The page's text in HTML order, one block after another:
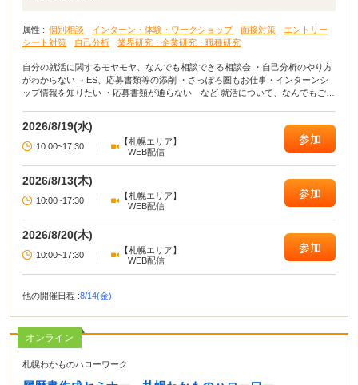
属性 : 個別相談 インターン・体験・ワークショップ 面接対策
エントリー
シート対策
自己分析 業界研究・企業研究・職種研究
自分の就活に関するモヤモヤ、なんでも相談できる相談会 ・自己分析のやり方
がわからない ・ES、応募書類等の添削 ・さっぽろ圏もお仕事・インターンシ
ップ情報を知りたい ・応募書類が通らない など 就活について、なんでもご相
2026/8/19(水)
10:00~17:30 |
【札幌エリア】
WEB配信
参加
2026/8/13(木)
10:00~17:30 |
【札幌エリア】
WEB配信
参加
2026/8/20(木)
10:00~17:30 |
【札幌エリア】
WEB配信
参加
他の開催日程 :8/14(金),
オンライン
札幌わかものハローワーク